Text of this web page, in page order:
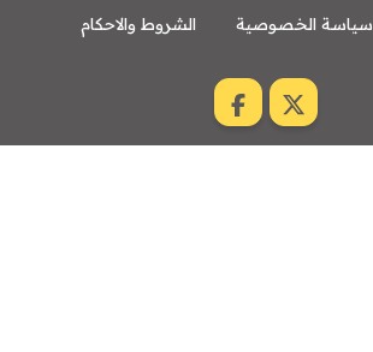
سياسة الخصوصية الشروط والاحكام